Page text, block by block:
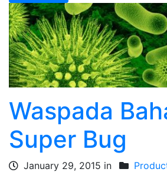
Waspada
Super Bug
January 29, 2015 in